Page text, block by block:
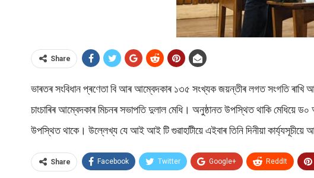
Share
ভাৰতৰ সংবিধান প্ৰণেতা বি আৰ আম্বেদকাৰ ১৩৫ সংখ্যক জয়ন্তীৰ লগত সংগতি ৰাখি
চাংচাৰিৰ আম্বেদকাৰ মিচনৰ সভাপতি দুলাল মেধি। অনুষ্ঠানত উপস্থিত থাকি মেধিয়ে
উপস্থিত থাকে। উল্লেখ্য যে আই আই টি গুৱাহাটীয়ে এইবাৰ তিনি দিনীয়া
Share Facebook Twitter Google+ ReddIt